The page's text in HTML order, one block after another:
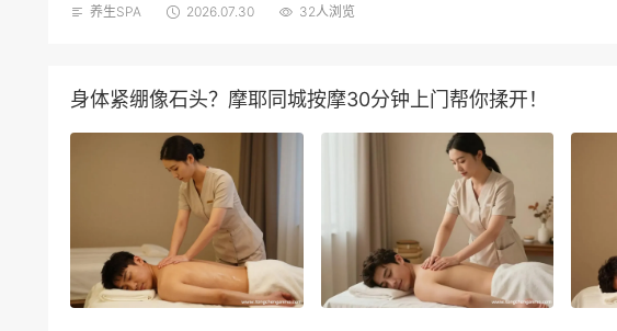
养生SPA 2026.07.30 32人浏览
身体紧绷像石头？摩耶同城按摩30分钟上门帮你揉开！